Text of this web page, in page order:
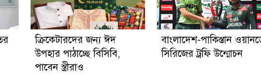
ক্রিকেটারদের জন্য ঈদ
উপহার পাঠাচ্ছে বিসিবি,
পাবেন স্ত্রীরাও
বাংলাদেশ-পাকিস্তান
সিরিজের ট্রফি উন্মোচন